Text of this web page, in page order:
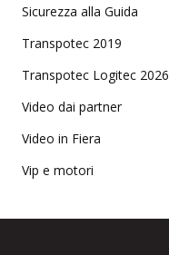
Sicurezza alla Guida
Transpotec 2019
Transpotec Logitec 2026
Video dai partner
Video in Fiera
Vip e motori